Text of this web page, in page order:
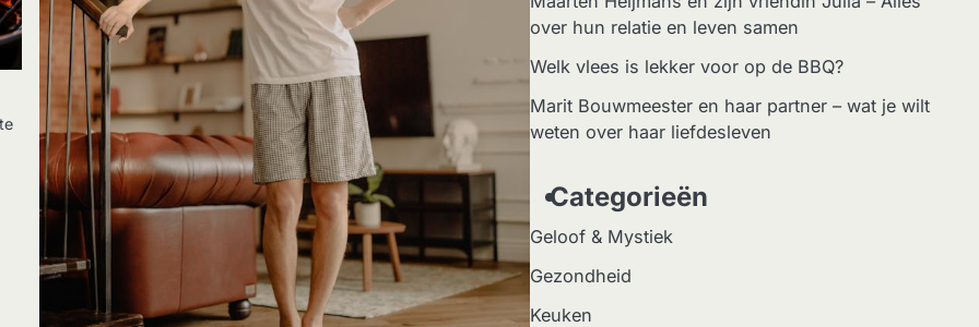
over hun relatie en leven samen
Welk vlees is lekker voor op de BBQ?
Marit Bouwmeester en haar partner – wat je wilt
weten over haar liefdesleven
Categorieën
Geloof & Mystiek
Gezondheid
Keuken